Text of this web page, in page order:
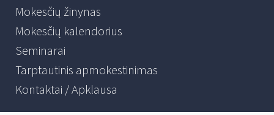
Mokesčių žinynas
Mokesčių kalendorius
Seminarai
Tarptautinis apmokestinimas
Kontaktai / Apklausa